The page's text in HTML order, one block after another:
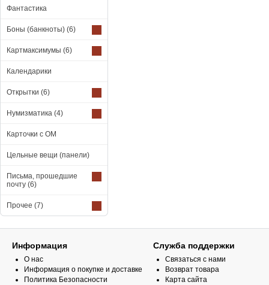
Фантастика
Боны (банкноты) (6)
Картмаксимумы (6)
Календарики
Открытки (6)
Нумизматика (4)
Карточки с ОМ
Цельные вещи (панели)
Письма, прошедшие
почту (6)
Прочее (7)
Информация
О нас
Информация о покупке и доставке
Политика Безопасности
Служба поддержки
Связаться с нами
Возврат товара
Карта сайта